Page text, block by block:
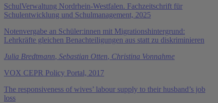
SchulVerwaltung Nordrhein-Westfalen. Fachzeitschrift für
Schulentwicklung und Schulmanagement, 2025
Notenvergabe an Schüler:innen mit Migrationshintergrund:
Lehrkräfte gleichen Benachteiligungen aus statt zu diskriminieren
Julia Bredtmann, Sebastian Otten, Christina Vonnahme
VOX CEPR Policy Portal, 2017
The responsiveness of wives’ labour supply to their husband’s job
loss